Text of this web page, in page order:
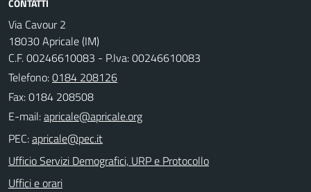
CONTATTI
Via Cavour 2
18030 Apricale (IM)
C.F. 00246610083 - P.Iva: 00246610083
Telefono:0184 208126
Fax: 0184 208508
E-mail:
PEC:
Ufficio Servizi Demografici, URP e Protocollo
Uffici e orari